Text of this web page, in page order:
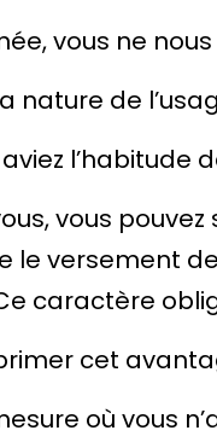
vous ne
nature de
l’habitude
vous
le versement
caractère
cet
où vous